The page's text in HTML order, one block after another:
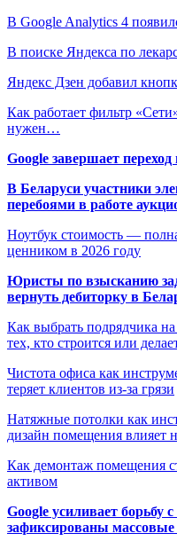
В Google Analytics 4
В поиске Яндекса по
Яндекс Дзен добавил
Как работает фильтр
нужен…
Google завершает
В Беларуси участники
перебоями в работе
Ноутбук стоимость —
ценником в 2026 году
Юристы по взысканию
вернуть дебиторку в
Как выбрать подрядчика
тех, кто строится или
Чистота офиса как
теряет клиентов из-за грязи
Натяжные потолки как
дизайн помещения влияет
Как демонтаж помещения
активом
Google усиливает борьбу
зафиксированы массовые